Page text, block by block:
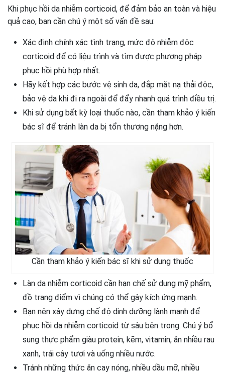
Khi phục hồi da nhiễm corticoid, để đảm bảo an toàn và hiệu
quả cao, bạn cần chú ý một số vấn đề sau:
Xác định chính xác tình trạng, mức độ nhiễm độc
corticoid để có liệu trình và tìm được phương pháp
phục hồi phù hợp nhất.
Hãy kết hợp các bước vệ sinh da, đắp mặt nạ thải độc,
bảo vệ da khi đi ra ngoài để đẩy nhanh quá trình điều trị.
Khi sử dụng bất kỳ loại thuốc nào, cần tham khảo ý kiến
bác sĩ để tránh làn da bị tổn thương nặng hơn.
Cần tham khảo ý kiến bác sĩ khi sử dụng thuốc
Làn da nhiễm corticoid cần hạn chế sử dụng mỹ phẩm,
đồ trang điểm vì chúng có thể gây kích ứng mạnh.
Bạn nên xây dựng chế độ dinh dưỡng lành mạnh để
phục hồi da nhiễm corticoid từ sâu bên trong. Chú ý bổ
sung thực phẩm giàu protein, kẽm, vitamin, ăn nhiều rau
xanh, trái cây tươi và uống nhiều nước.
Tránh những thức ăn cay nóng, nhiều dầu mỡ, nhiều